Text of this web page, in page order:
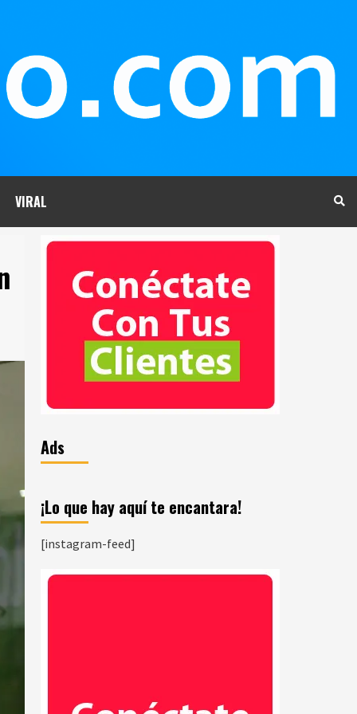
VIRAL
Ads
¡Lo que hay aquí te encantara!
[instagram-feed]